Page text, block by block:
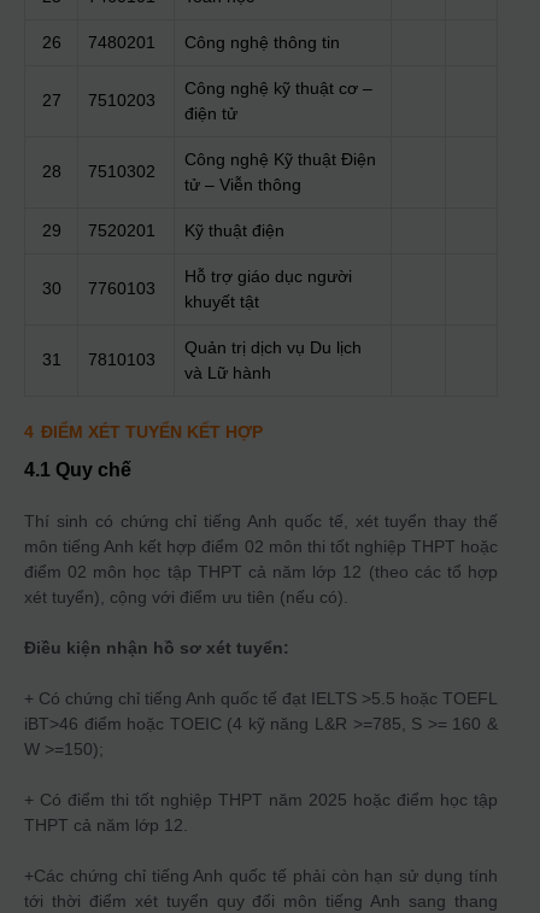
26 7480201 Công nghệ thông tin
27 7510203
Công nghệ kỹ thuật cơ –
điện tử
28 7510302
Công nghệ Kỹ thuật Điện
tử – Viễn thông
29 7520201 Kỹ thuật điện
30 7760103
Hỗ trợ giáo dục người
khuyết tật
31 7810103
Quản trị dịch vụ Du lịch
và Lữ hành
4 ĐIỂM XÉT TUYỂN KẾT HỢP
4.1 Quy chế
Thí sinh có chứng chỉ tiếng Anh quốc tế, xét tuyển thay thế
môn tiếng Anh kết hợp điểm 02 môn thi tốt nghiệp THPT hoặc
điểm 02 môn học tập THPT cả năm lớp 12 (theo các tổ hợp
xét tuyển), cộng với điểm ưu tiên (nếu có).
Điều kiện nhận hồ sơ xét tuyển:
+ Có chứng chỉ tiếng Anh quốc tế đạt IELTS >5.5 hoặc TOEFL
iBT>46 điểm hoặc TOEIC (4 kỹ năng L&R >=785, S >= 160 &
W >=150);
+ Có điểm thi tốt nghiệp THPT năm 2025 hoặc điểm học tập
THPT cả năm lớp 12.
+Các chứng chỉ tiếng Anh quốc tế phải còn hạn sử dụng tính
tới thời điểm xét tuyển quy đổi môn tiếng Anh sang thang